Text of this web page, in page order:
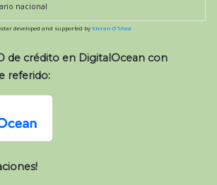
nacional
developed and supported by Kieran O'Shea
de crédito en DigitalOcean con
referido: